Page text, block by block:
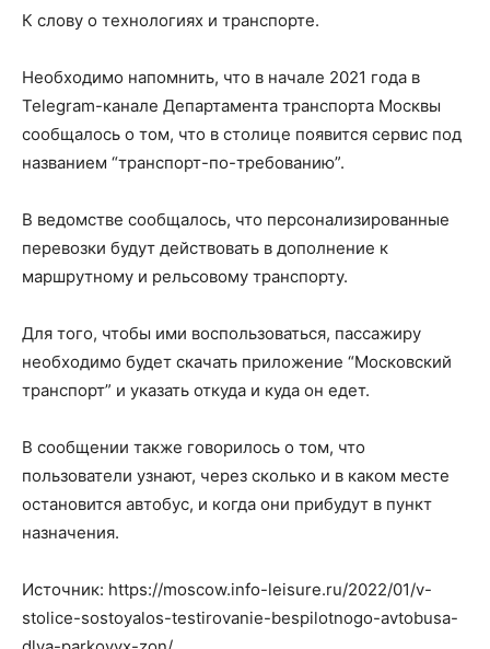
К слову о технологиях и транспорте.
Необходимо напомнить, что в начале 2021 года в
Telegram-канале Департамента транспорта Москвы
сообщалось о том, что в столице появится сервис под
названием “транспорт-по-требованию”.
В ведомстве сообщалось, что персонализированные
перевозки будут действовать в дополнение к
маршрутному и рельсовому транспорту.
Для того, чтобы ими воспользоваться, пассажиру
необходимо будет скачать приложение “Московский
транспорт” и указать откуда и куда он едет.
В сообщении также говорилось о том, что
пользователи узнают, через сколько и в каком месте
остановится автобус, и когда они прибудут в пункт
назначения.
Источник: https://moscow.info-leisure.ru/2022/01/v-
stolice-sostoyalos-testirovanie-bespilotnogo-avtobusa-